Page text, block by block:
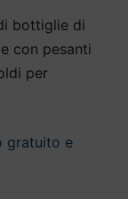
bottiglie di
con pesanti
per
gratuito e